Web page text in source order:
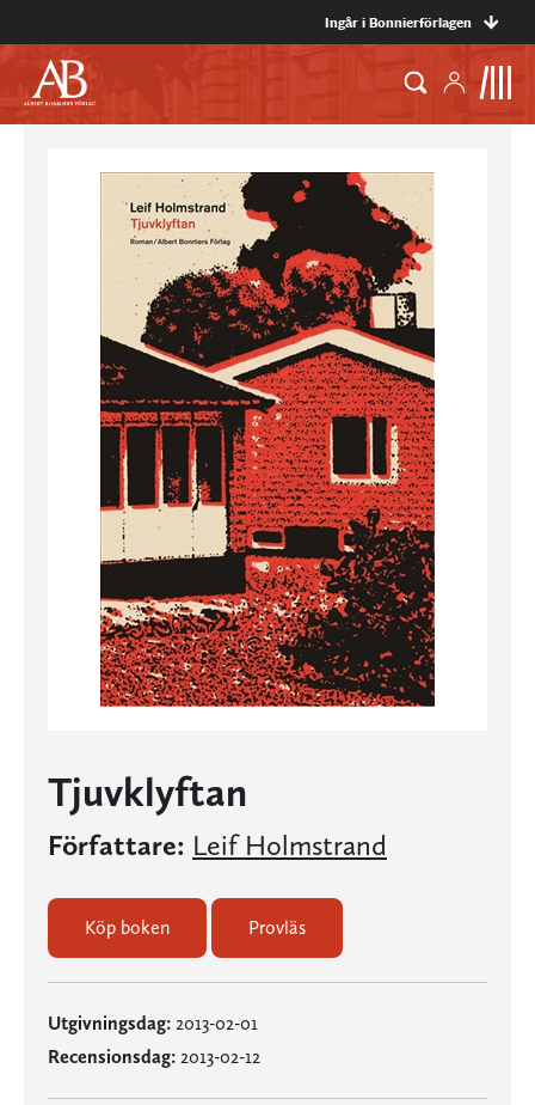
Ingår i Bonnierförlagen
Tjuvklyftan
Författare: Leif Holmstrand
Köp boken Provläs
Utgivningsdag: 2013-02-01
Recensionsdag: 2013-02-12